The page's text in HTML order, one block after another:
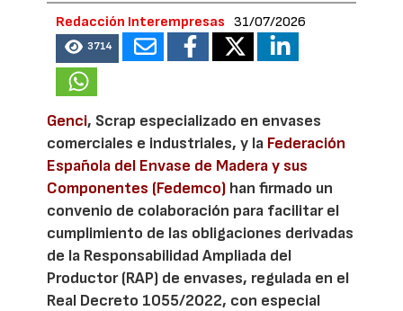
Redacción Interempresas 31/07/2026
3714
Genci, Scrap especializado en envases
comerciales e industriales, y la Federación
Española del Envase de Madera y sus
Componentes (Fedemco) han firmado un
convenio de colaboración para facilitar el
cumplimiento de las obligaciones derivadas
de la Responsabilidad Ampliada del
Productor (RAP) de envases, regulada en el
Real Decreto 1055/2022, con especial